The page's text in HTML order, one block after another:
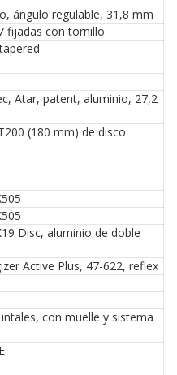
ángulo regulable, 31,8 mm
fijadas con tornillo
Atar, patent, aluminio, 27,2
(180 mm) de disco
Disc, aluminio de doble
Active Plus, 47-622, reflex
con muelle y sistema